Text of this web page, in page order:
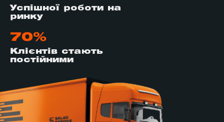
Успішної роботи на
ринку
70%
Клієнтів стають
постійними